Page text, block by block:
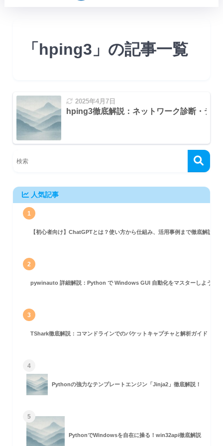
リポジトリが必要な場合があります):
ーション ( 要注意)
「hping3」の記事一覧
2025年4月7日
hping3徹底解説：ネットワーク診断・テス
人気記事
1
【初心者向け】ChatGPTとは？使い方から仕組み、活用事例まで徹底解説
2
pywinauto 詳細解説：Python で Windows GUI 自動化をマスターしよう！
3
TShark徹底解説：コマンドラインでのパケットキャプチャと解析ガイド
4
Pythonの強力なテンプレートエンジン「Jinja2」徹底解説！
5
PythonでWindowsを自在に操る！win32api徹底解説